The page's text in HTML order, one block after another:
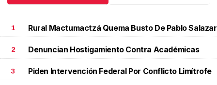
1 Rural Mactumactzá Quema Busto De Pablo Salazar
2 Denuncian Hostigamiento Contra Académicas
3 Piden Intervención Federal Por Conflicto Limítrofe